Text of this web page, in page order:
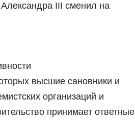
III сменил на
высшие сановники и
организаций и
принимает ответные